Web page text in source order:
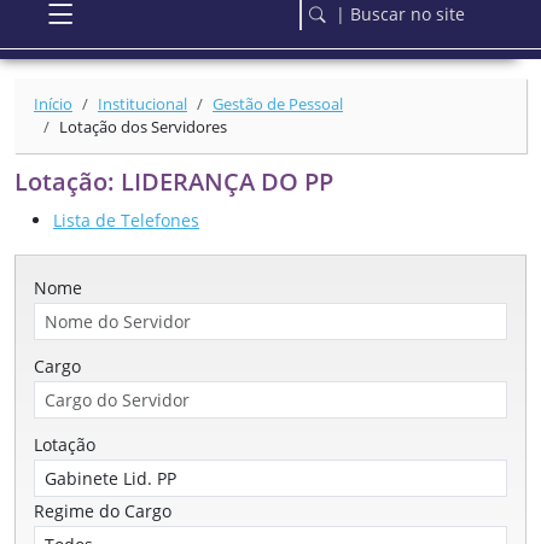
| Buscar no site
Início Institucional
Gestão de Pessoal
Lotação dos Servidores
Lotação: LIDERANÇA DO PP
Lista de Telefones
Nome
Cargo
Lotação
Regime do Cargo